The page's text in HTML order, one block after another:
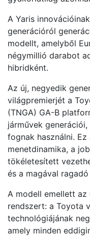
A Yaris
generációról
modellt, amelyből
négymillió darabot
hibridként.
Az új, negyedik
világpremierjét a
(TNGA) GA-B
járművek
fognak használni.
menetdinamika, a
tökéletesített
és a magával
A modell emellett az
rendszert: a Toyota
technológiájának
amely minden